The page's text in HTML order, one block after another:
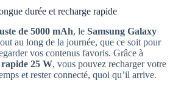
durée et recharge rapide
de 5000 mAh, le Samsung Galaxy
au long de la journée, que ce soit pour
vos contenus favoris. Grâce à
rapide 25 W, vous pouvez recharger votre
et rester connecté, quoi qu’il arrive.